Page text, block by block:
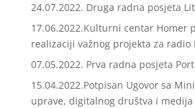
24.07.2022. Druga radna posjeta
17.06.2022.Kulturni centar Homer
realizaciji važnog projekta za radio
07.05.2022. Prva radna posjeta
15.04.2022.Potpisan Ugovor sa
uprave, digitalnog društva i